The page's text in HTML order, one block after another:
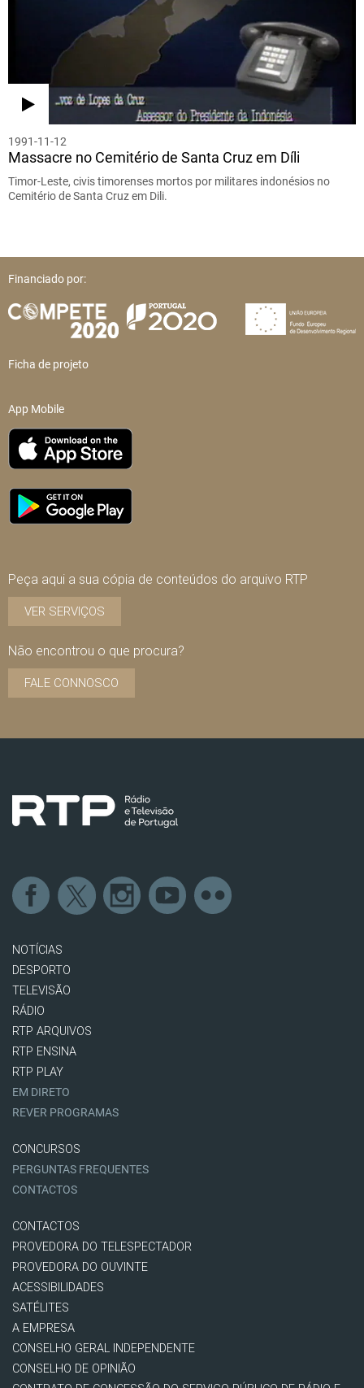
1991-11-12
Massacre no Cemitério de Santa Cruz em Díli
Timor-Leste, civis timorenses mortos por militares indonésios no
Cemitério de Santa Cruz em Dili.
Financiado por:
Ficha de projeto
App Mobile
Peça aqui a sua cópia de conteúdos do arquivo RTP
VER SERVIÇOS
Não encontrou o que procura?
FALE CONNOSCO
NOTÍCIAS
DESPORTO
TELEVISÃO
RÁDIO
RTP ARQUIVOS
RTP ENSINA
RTP PLAY
EM DIRETO
REVER PROGRAMAS
CONCURSOS
PERGUNTAS FREQUENTES
CONTACTOS
CONTACTOS
PROVEDORA DO TELESPECTADOR
PROVEDORA DO OUVINTE
ACESSIBILIDADES
SATÉLITES
A EMPRESA
CONSELHO GERAL INDEPENDENTE
CONSELHO DE OPINIÃO